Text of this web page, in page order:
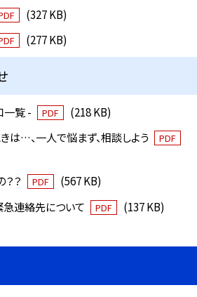
(327 KB)
(277 KB)
一覧 - PDF
(218 KB)
は…、一人で悩まず、相談しよう
PDF
？
PDF
(567 KB)
連絡先について
PDF (137 KB)